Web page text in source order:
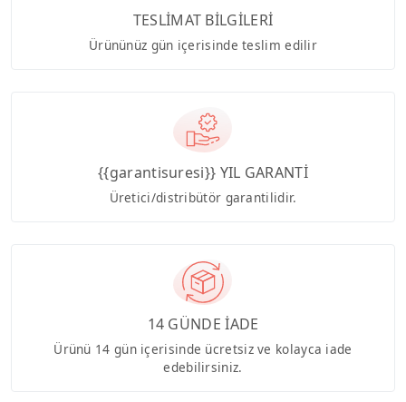
TESLİMAT BİLGİLERİ
Ürününüz gün içerisinde teslim edilir
{{garantisuresi}} YIL GARANTİ
Üretici/distribütör garantilidir.
14 GÜNDE İADE
Ürünü 14 gün içerisinde ücretsiz ve kolayca iade
edebilirsiniz.